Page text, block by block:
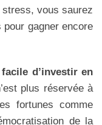
vous saurez
gagner encore
facile d’investir en
plus réservée à
fortunes comme
de la